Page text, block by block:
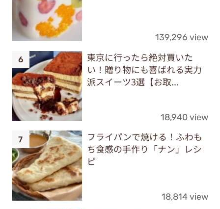
139,296 view
東京に行ったら絶対買いた
い！贈り物にも喜ばれる実力
派スイーツ3選【お取...
18,940 view
フライパンで焼ける！ふわも
ち食感の手作り「ナン」レシ
ピ
18,814 view